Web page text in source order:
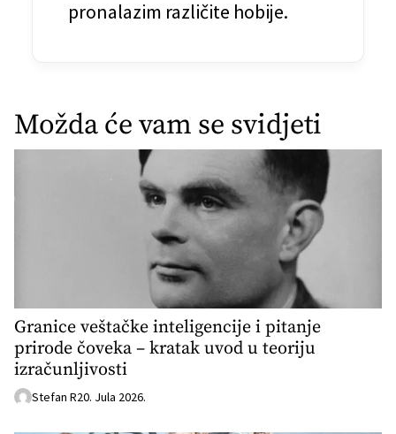
pronalazim različite hobije.
Možda će vam se svidjeti
Granice veštačke inteligencije i pitanje
prirode čoveka – kratak uvod u teoriju
izračunljivosti
Stefan R20. Jula 2026.